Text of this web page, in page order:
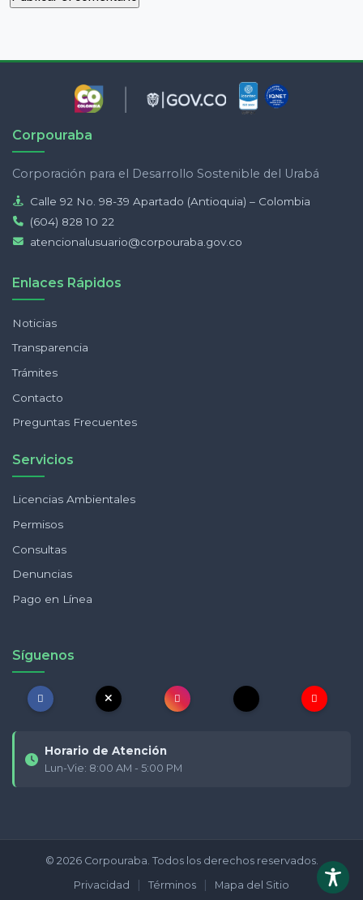
Corpouraba
Corporación para el Desarrollo Sostenible del Urabá
Calle 92 No. 98-39 Apartado (Antioquia) – Colombia
(604) 828 10 22
atencionalusuario@corpouraba.gov.co
Enlaces Rápidos
Noticias
Transparencia
Trámites
Contacto
Preguntas Frecuentes
Servicios
Licencias Ambientales
Permisos
Consultas
Denuncias
Pago en Línea
Síguenos
Horario de Atención
Lun-Vie: 8:00 AM - 5:00 PM
© 2026 Corpouraba. Todos los derechos reservados.
Privacidad
| Términos | Mapa del Sitio